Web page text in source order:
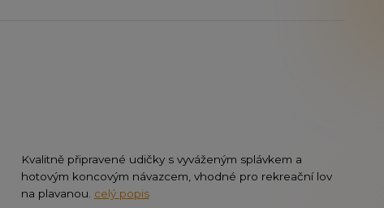
Kvalitně připravené udičky s vyváženým splávkem a
hotovým koncovým návazcem, vhodné pro rekreační lov
na plavanou. celý popis